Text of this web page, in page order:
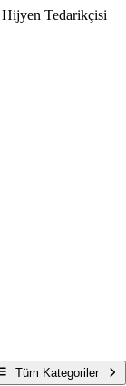
Tedarikçisi
Tüm Kategoriler